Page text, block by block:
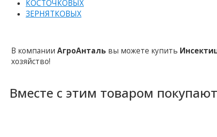
КОСТОЧКОВЫХ
ЗЕРНЯТКОВЫХ
В компанииАгроАнталь вы можете купить
хозяйство!
Вместе с этим товаром покупают